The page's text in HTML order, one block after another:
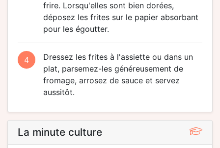
frire. Lorsqu'elles sont bien dorées,
déposez les frites sur le papier absorbant
pour les égoutter.
4
Dressez les frites à l'assiette ou dans un
plat, parsemez-les généreusement de
fromage, arrosez de sauce et servez
aussitôt.
La minute culture